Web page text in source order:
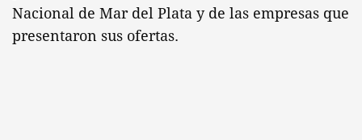
Nacional de Mar del Plata y de las empresas que
presentaron sus ofertas.